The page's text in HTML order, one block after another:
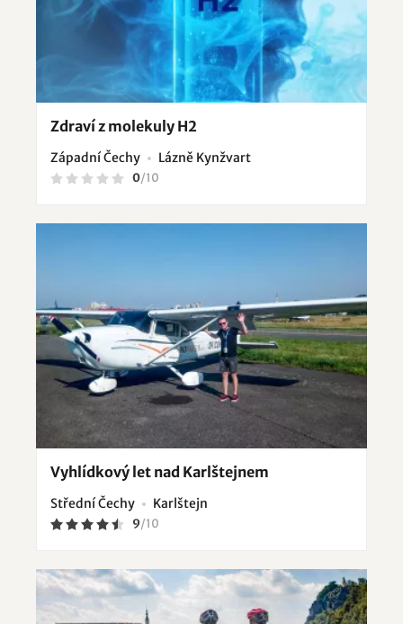
Zdraví z molekuly H2
Západní Čechy Lázně Kynžvart
0/10
Vyhlídkový let nad Karlštejnem
Střední Čechy Karlštejn
9/10